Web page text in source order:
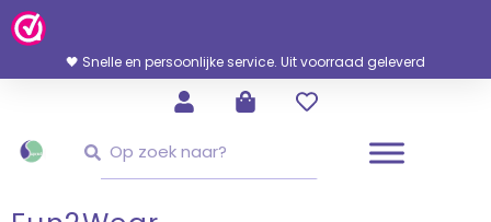
Ga
Naar
Inhoud
🖤 Snelle en persoonlijke service. Uit voorraad geleverd